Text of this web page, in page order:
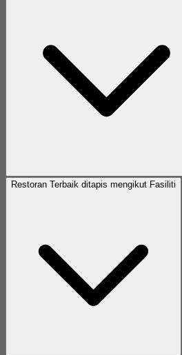
Restoran Terbaik ditapis mengikut Fasiliti